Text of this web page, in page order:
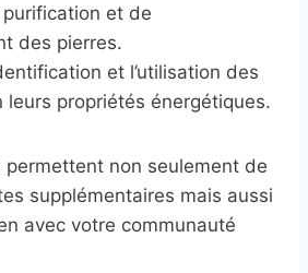
et de
des pierres.
et l’utilisation des
leurs propriétés énergétiques.
permettent non seulement de
supplémentaires mais aussi
avec votre communauté